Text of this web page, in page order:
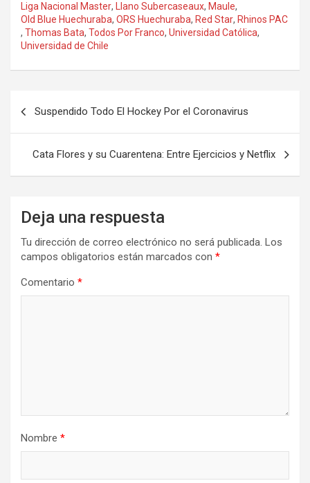
Liga Nacional Master, Llano Subercaseaux, Maule,
Old Blue Huechuraba, ORS Huechuraba, Red Star, Rhinos PAC
, Thomas Bata, Todos Por Franco, Universidad Católica,
Universidad de Chile
entradas
Suspendido Todo El Hockey Por el Coronavirus
Cata Flores y su Cuarentena: Entre Ejercicios y Netflix
Deja una respuesta
Tu dirección de correo electrónico no será publicada. Los
campos obligatorios están marcados con *
Comentario *
Nombre *